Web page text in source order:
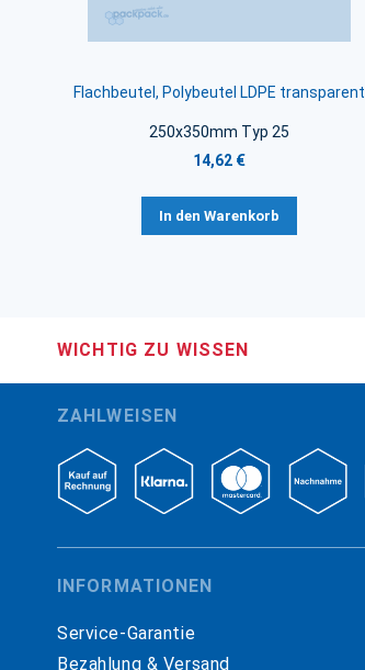
Flachbeutel, Polybeutel LDPE transparent
250x350mm Typ 25
14,62 €
In den Warenkorb
WICHTIG ZU WISSEN
ZAHLWEISEN
INFORMATIONEN
Service-Garantie
Bezahlung & Versand